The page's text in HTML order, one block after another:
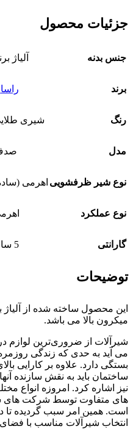
جزئیات محصول
جنس بدنه آلیاژ
برند
رنگ شیری
مدل
نوع شیر ظرفشویی اهرمی
نوع عملکرد
گارانتی 5 سال
توضیحات
این محصول ساخته شده از آلیاژ
میکرون بالا می باشد.
شیرآلات از ضروری‌ترین لوازم
می آید به حدی که زندگی
بستگی دارد. علاوه بر کارایی
ساختمان باید به نقش سازنده
نیز اشاره کرد. امروزه انواع
های متفاوت توسط شرکت های
است. همین امر سبب گردیده
انتخاب شیرآلات مناسب با